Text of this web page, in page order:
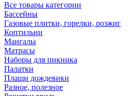
Все товары категории
Бассейны
Газовые плитки, горелки, розжиг
Коптильни
Мангалы
Матрасы
Наборы для пикника
Палатки
Плащи дождевики
Разное, полезное